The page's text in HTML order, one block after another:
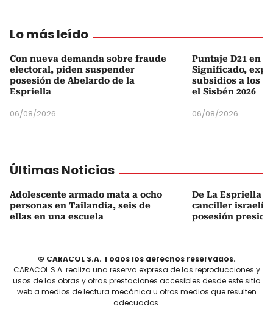
Lo más leído
Con nueva demanda sobre fraude
electoral, piden suspender
posesión de Abelardo de la
Espriella
06/08/2026
Puntaje D21 en
Significado,
subsidios a los
el Sisbén 2026
06/08/2026
Últimas Noticias
Adolescente armado mata a ocho
personas en Tailandia, seis de
ellas en una escuela
De La Espriella
canciller israelí
posesión
© CARACOL S.A. Todos los derechos reservados.
CARACOL S.A. realiza una reserva expresa de las reproducciones y
usos de las obras y otras prestaciones accesibles desde este sitio
web a medios de lectura mecánica u otros medios que resulten
adecuados.